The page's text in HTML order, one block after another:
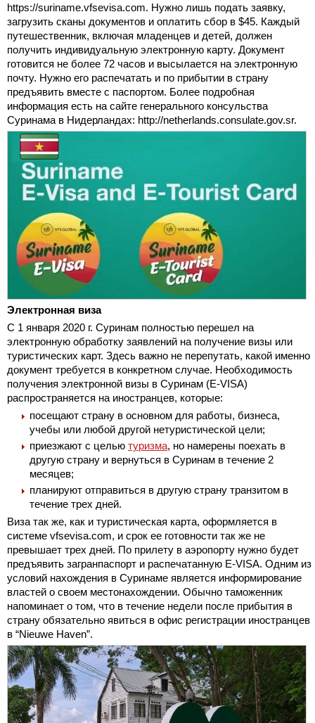
https://suriname.vfsevisa.com. Нужно лишь подать заявку,
загрузить сканы документов и оплатить сбор в $45. Каждый
путешественник, включая младенцев и детей, должен
получить индивидуальную электронную карту. Документ
готовится не более 72 часов и высылается на электронную
почту. Нужно его распечатать и по прибытии в страну
предъявить вместе с паспортом. Более подробная
информация есть на сайте генерального консульства
Суринама в Нидерландах: http://netherlands.consulate.gov.sr.
Электронная виза
С 1 января 2020 г. Суринам полностью перешел на
электронную обработку заявлений на получение визы или
туристических карт. Здесь важно не перепутать, какой именно
документ требуется в конкретном случае. Необходимость
получения электронной визы в Суринам (E-VISA)
распространяется на иностранцев, которые:
посещают страну в основном для работы, бизнеса,
учебы или любой другой нетуристической цели;
приезжают с целью туризма, но намерены поехать в
другую страну и вернуться в Суринам в течение 2
месяцев;
планируют отправиться в другую страну транзитом в
течение трех дней.
Виза так же, как и туристическая карта, оформляется в
системе vfsevisa.com, и срок ее готовности так же не
превышает трех дней. По прилету в аэропорту нужно будет
предъявить загранпаспорт и распечатанную E-VISA. Одним из
условий нахождения в Суринаме является информирование
властей о своем местонахождении. Обычно таможенник
напоминает о том, что в течение недели после прибытия в
страну обязательно явиться в офис регистрации иностранцев
в “Nieuwe Haven”.